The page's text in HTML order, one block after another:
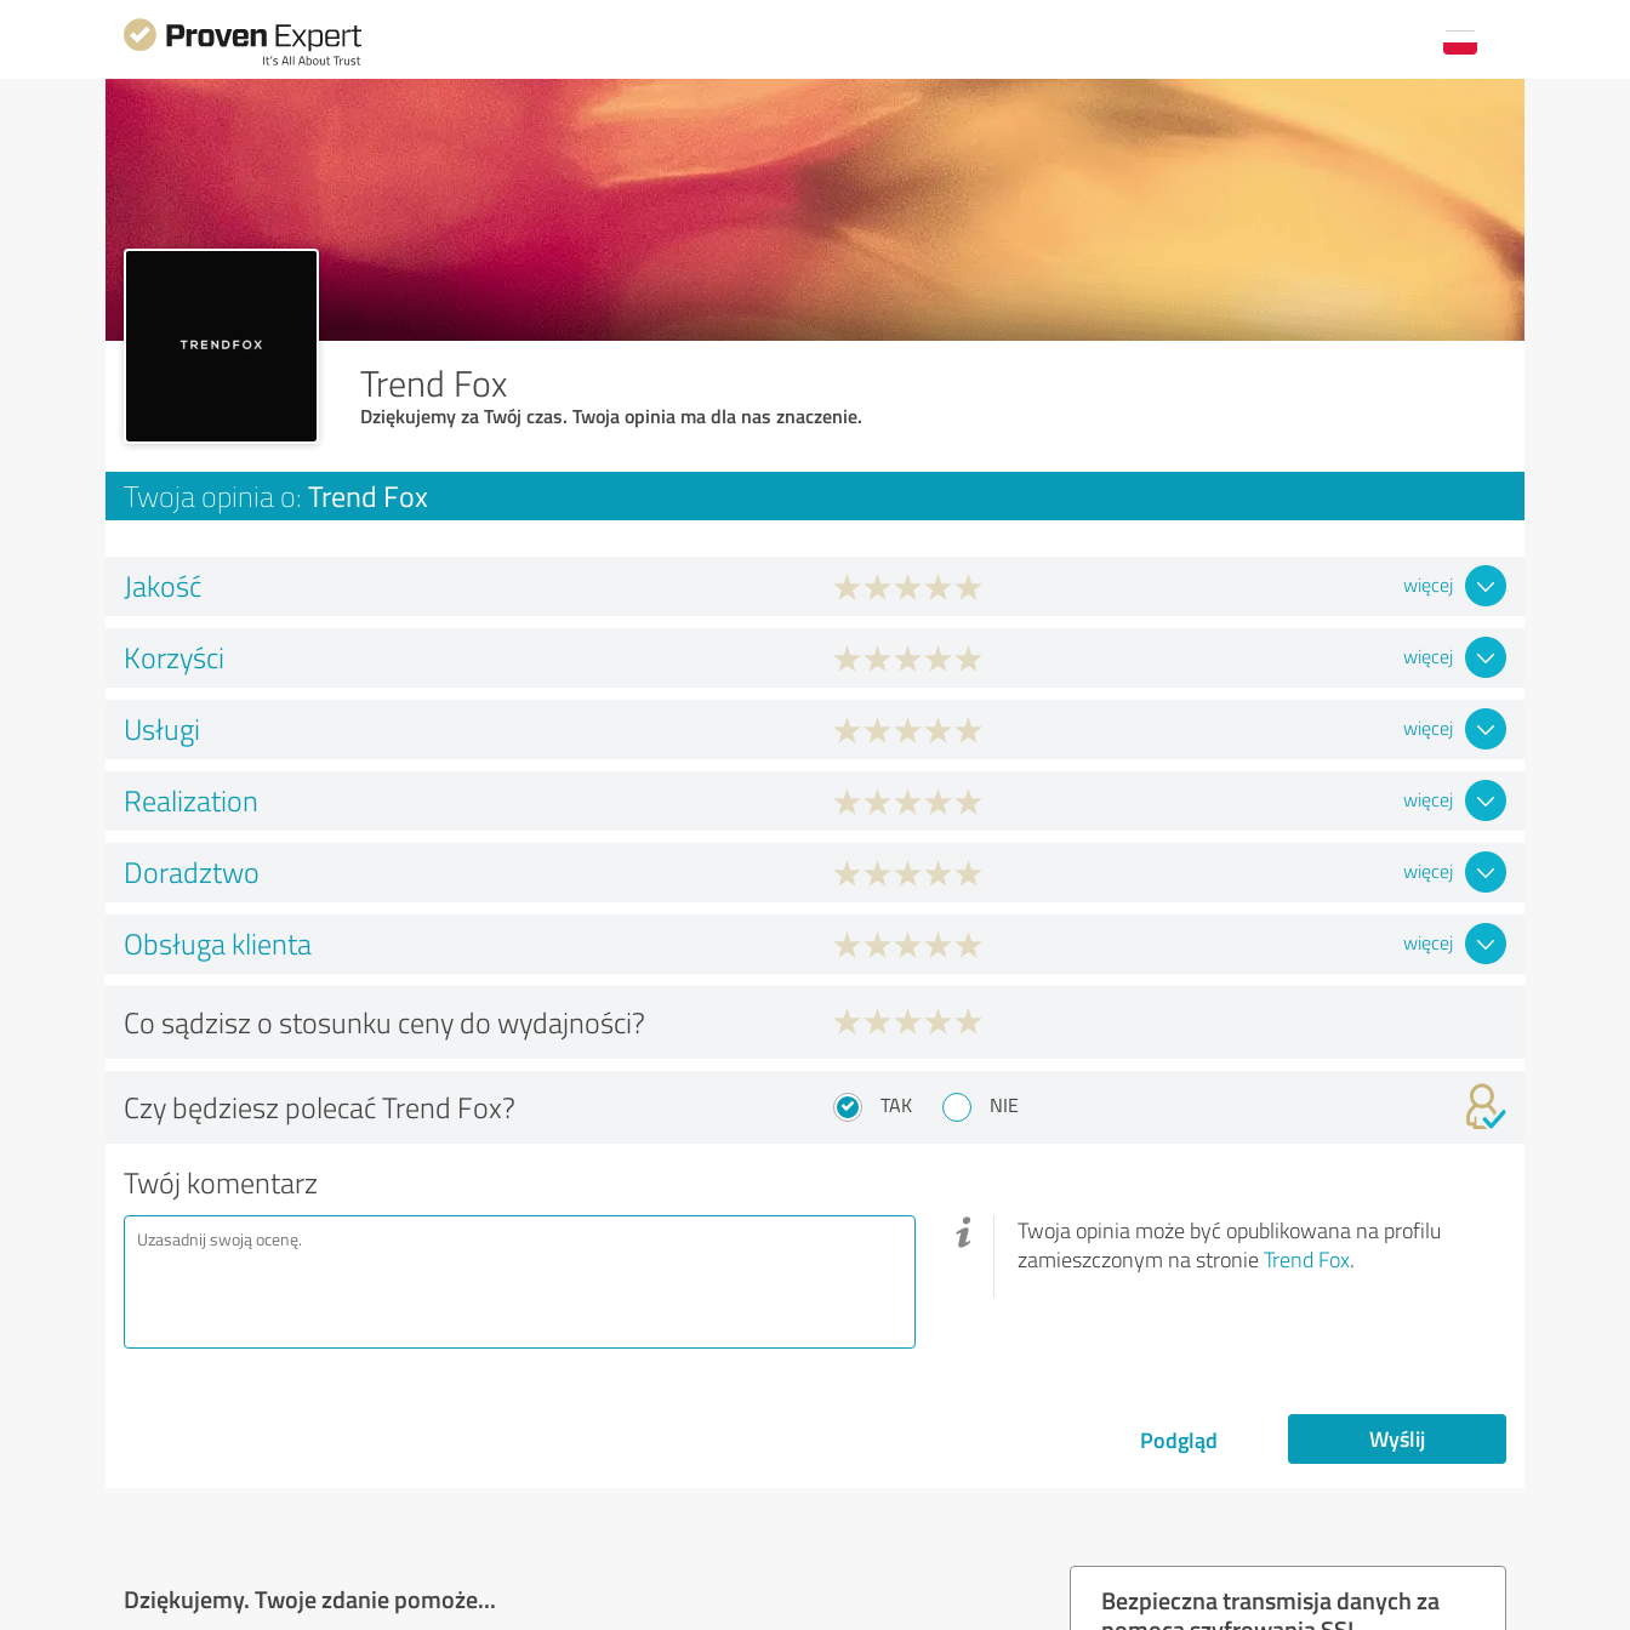
Trend Fox
Dziękujemy za Twój czas. Twoja opinia ma dla nas znaczenie.
Twoja opinia o: Trend Fox
Jakość więcej
Korzyści więcej
Usługi więcej
Realization więcej
Doradztwo więcej
Obsługa klienta więcej
Co sądzisz o stosunku ceny do wydajności?
Czy będziesz polecać Trend Fox? TAK NIE
Twój komentarz
Twoja opinia może być opublikowana na profilu
zamieszczonym na stronieTrend Fox.
Podgląd Wyślij
Dziękujemy. Twoje zdanie pomoże...
Bezpieczna transmisja danych za